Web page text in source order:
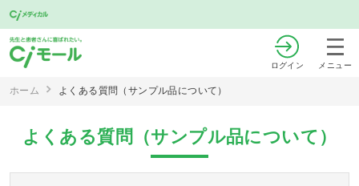
ログイン メニュー
ホーム よくある質問（サンプル品について）
よくある質問（サンプル品について）